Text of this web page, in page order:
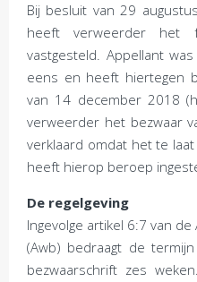
Bij besluit van 29
heeft verweerder het
vastgesteld. Appellant
eens en heeft hiertegen
van 14 december 2018
verweerder het bezwaar
verklaard omdat het te
heeft hierop beroep
De regelgeving
Ingevolge artikel 6:7 van
(Awb) bedraagt de
bezwaarschrift zes